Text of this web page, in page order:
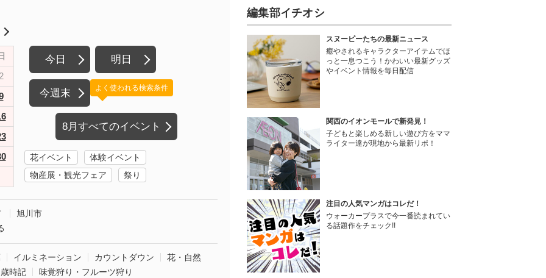
今日 明日
今週末
8月すべてのイベント
よく使われる検索条件
花イベント
体験イベント
物産展・観光フェア
祭り
旭川市
イルミネーション カウントダウン
花・自然
時記
味覚狩り・フルーツ狩り
編集部イチオシ
スヌーピーたちの最新ニュース
癒やされるキャラクターアイテムでほ
っと一息つこう！かわいい最新グッズ
やイベント情報を毎日配信
関西のイオンモールで新発見！
子どもと楽しめる新しい遊び方をママ
ライター達が現地から最新リポ！
注目の人気マンガはコレだ！
ウォーカープラスで今一番読まれてい
る話題作をチェック!!